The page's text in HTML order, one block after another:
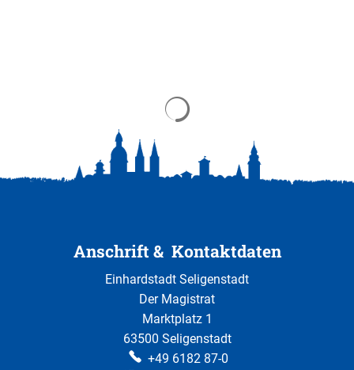
Anschrift & Kontaktdaten
Einhardstadt Seligenstadt
Der Magistrat
Marktplatz 1
63500 Seligenstadt
+49 6182 87-0